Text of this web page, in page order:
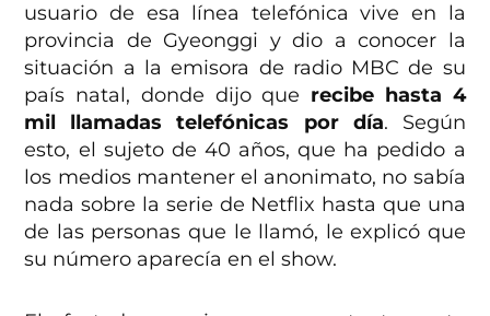
usuario de esa línea telefónica vive en la
provincia de Gyeonggi y dio a conocer la
situación a la emisora de radio MBC de su
país natal, donde dijo que recibe hasta 4
mil llamadas telefónicas por día. Según
esto, el sujeto de 40 años, que ha pedido a
los medios mantener el anonimato, no sabía
nada sobre la serie de Netflix hasta que una
de las personas que le llamó, le explicó que
su número aparecía en el show.